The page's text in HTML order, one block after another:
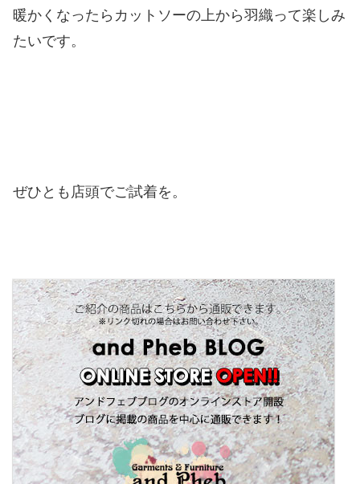
暖かくなったらカットソーの上から羽織って楽しみ
たいです。
ぜひとも店頭でご試着を。